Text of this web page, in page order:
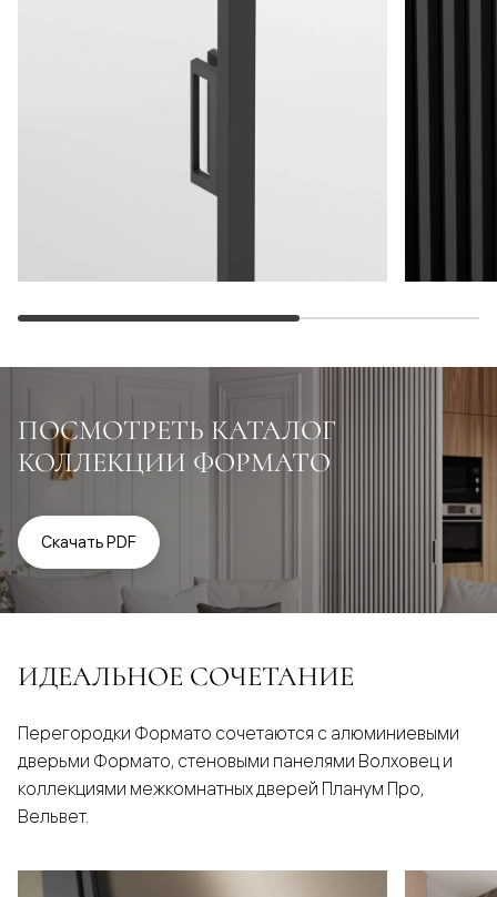
ПОСМОТРЕТЬ КАТАЛОГ
КОЛЛЕКЦИИ ФОРМАТО
Скачать PDF
ИДЕАЛЬНОЕ СОЧЕТАНИЕ
Перегородки Формато сочетаются с алюминиевыми
дверьми Формато, стеновыми панелями Волховец и
коллекциями межкомнатных дверей Планум Про,
Вельвет.